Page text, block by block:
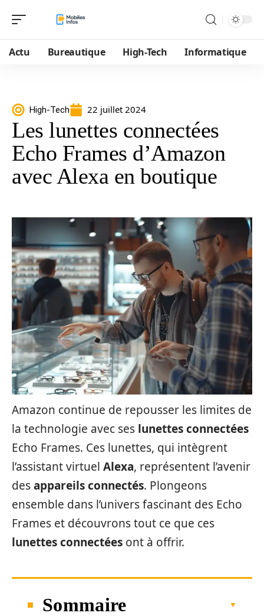
Actu Bureautique High-Tech Informatique
High-Tech 22 juillet 2024
Les lunettes connectées
Echo Frames d’Amazon
avec Alexa en boutique
Amazon continue de repousser les limites de
la technologie avec ses lunettes connectées
Echo Frames. Ces lunettes, qui intègrent
l’assistant virtuel Alexa, représentent l’avenir
desappareils connectés. Plongeons
ensemble dans l’univers fascinant des Echo
Frames et découvrons tout ce que ces
lunettes connectées ont à offrir.
Sommaire